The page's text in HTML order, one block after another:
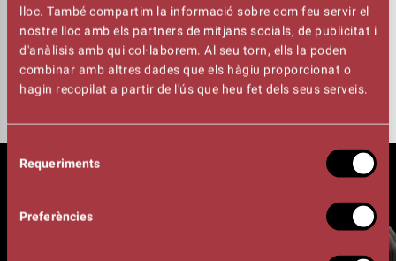
lloc. També compartim la informació sobre com feu servir el
nostre lloc amb els partners de mitjans socials, de publicitat i
d'anàlisis amb qui col·laborem. Al seu torn, ells la poden
combinar amb altres dades que els hàgiu proporcionat o
hagin recopilat a partir de l'ús que heu fet dels seus serveis.
Selecció
Requeriments
Preferències
Un nou projecte del músic manresà en què oferirà un petit
tast d’unes notes inspirades en el saber i el saber fer
d’altres (Carole King, Jorge Drexler, Sting, Lluís Llach, etc.)
passades pel seu sedàs particular.